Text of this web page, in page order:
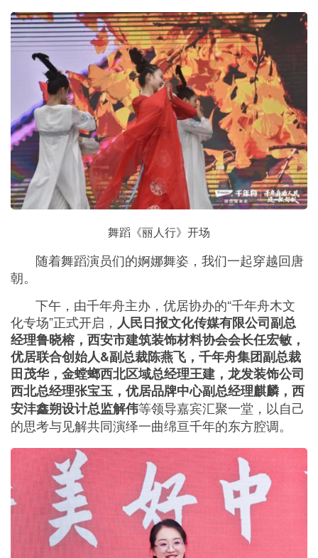
舞蹈《丽人行》开场
随着舞蹈演员们的婀娜舞姿，我们一起穿越回唐
朝。
下午，由千年舟主办，优居协办的“千年舟木文
化专场”正式开启， 人民日报文化传媒有限公司副总
经理鲁晓榕，西安市建筑装饰材料协会会长任宏敏，
优居联合创始人&副总裁陈燕飞，千年舟集团副总裁
田茂华，金螳螂西北区域总经理王建，龙发装饰公司
西北总经理张宝玉，优居品牌中心副总经理麒麟，西
安沣鑫朔设计总监解伟等领导嘉宾汇聚一堂，以自己
的思考与见解共同演绎一曲绵亘千年的东方腔调。